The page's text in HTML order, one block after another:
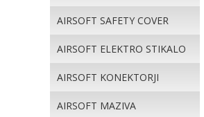
AIRSOFT SAFETY COVER
AIRSOFT ELEKTRO STIKALO
AIRSOFT KONEKTORJI
AIRSOFT MAZIVA